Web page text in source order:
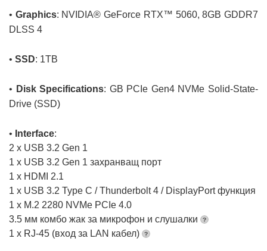
• Graphics: NVIDIA® GeForce RTX™ 5060, 8GB GDDR7
DLSS 4
• SSD: 1TB
• Disk Specifications: GB PCIe Gen4 NVMe Solid-State-
Drive (SSD)
• Interface:
2 x USB 3.2 Gen 1
1 x USB 3.2 Gen 1 захранващ порт
1 x HDMI 2.1
1 x USB 3.2 Type C / Thunderbolt 4 / DisplayPort функция
1 x M.2 2280 NVMe PCIe 4.0
3.5 мм комбо жак за микрофон и слушалки
1 x RJ-45 (вход за LAN кабел)